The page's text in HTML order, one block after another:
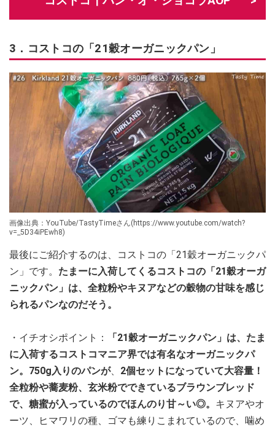
3．コストコの「21穀オーガニックパン」
画像出典：YouTube/TastyTimeさん(https://www.youtube.com/watch?
v=_5D34iPEwh8)
最後にご紹介するのは、コストコの「21穀オーガニックパ
ン」です。 たまーに入荷してくるコストコの「21穀オーガ
ニックパン」は、全粒粉やキヌアなどの穀物の甘味を感じ
られるパンなのだそう。
・イチオシポイント：
「21穀オーガニックパン」は、たま
に入荷するコストコマニア界では有名なオーガニックパ
ン。750g入りのパンが、 2個セットになっていて大容量！
全粒粉や蕎麦粉、玄米粉でできているブラウンブレッド
で、糖蜜が入っているのでほんのり甘～い◎。 キヌアやオ
ーツ、ヒマワリの種、ゴマも練りこまれているので、噛め